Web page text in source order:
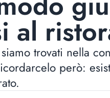
al
trovati nella
però: